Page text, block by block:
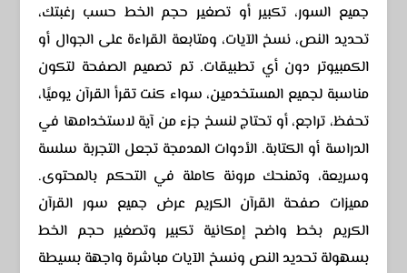
جميع السور، تكبير أو تصغير حجم الخط حسب رغبتك،
تحديد النص، نسخ الآيات، ومتابعة القراءة على الجوال أو
الكمبيوتر دون أي تطبيقات. تم تصميم الصفحة لتكون
مناسبة لجميع المستخدمين، سواء كنت تقرأ القرآن يوميًا،
تحفظ، تراجع، أو تحتاج لنسخ جزء من آية لاستخدامها في
الدراسة أو الكتابة. الأدوات المدمجة تجعل التجربة سلسة
وسريعة، وتمنحك مرونة كاملة في التحكم بالمحتوى.
مميزات صفحة القرآن الكريم عرض جميع سور القرآن
الكريم بخط واضح إمكانية تكبير وتصغير حجم الخط
بسهولة تحديد النص ونسخ الآيات مباشرة واجهة بسيطة